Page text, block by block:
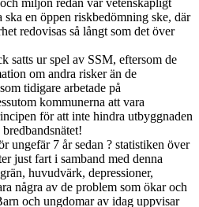
en öppen riskbedömning ske, där
redovisas så långt som det över
satts ur spel av SSM, eftersom de
om andra risker än de
tidigare arbetade på
kommunerna att vara
för att inte hindra utbyggnaden
ungefär 7 år sedan ? statistiken över
just fart i samband med denna
huvudvärk, depressioner,
några av de problem som ökar och
och ungdomar av idag uppvisar